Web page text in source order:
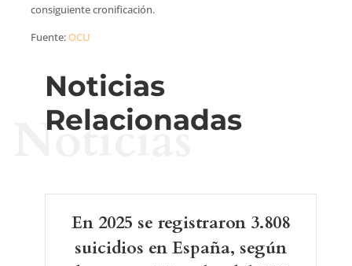
consiguiente cronificación.
Fuente:OCU
Noticias
Relacionadas
Noticias
En 2025 se registraron 3.808
suicidios en España, según